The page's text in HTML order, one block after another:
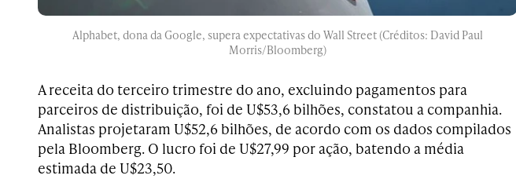
Alphabet, dona da Google, supera expectativas do Wall Street (Créditos: David Paul
Morris/Bloomberg)
A receita do terceiro trimestre do ano, excluindo pagamentos para
parceiros de distribuição, foi de U$53,6 bilhões, constatou a companhia.
Analistas projetaram U$52,6 bilhões, de acordo com os dados compilados
pela Bloomberg. O lucro foi de U$27,99 por ação, batendo a média
estimada de U$23,50.